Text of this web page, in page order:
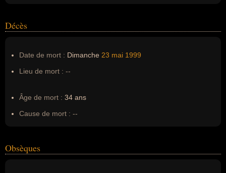
Décès
Date de mort : Dimanche 23 mai 1999
Lieu de mort : --
Âge de mort : 34 ans
Cause de mort : --
Obsèques